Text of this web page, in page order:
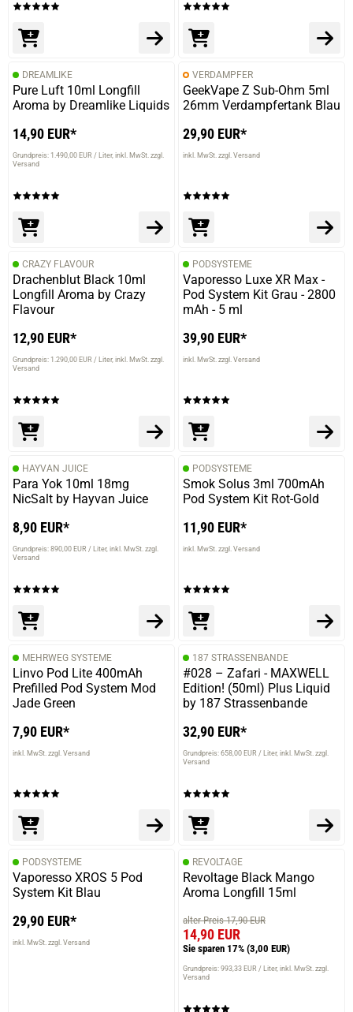
DREAMLIKE
Pure Luft 10ml Longfill
Aroma by Dreamlike Liquids
14,90 EUR*
Grundpreis: 1.490,00 EUR / Liter inkl. MwSt. zzgl.
Versand
VERDAMPFER
GeekVape Z Sub-Ohm 5ml
26mm Verdampfertank Blau
29,90 EUR*
inkl. MwSt. zzgl. Versand
CRAZY FLAVOUR
Drachenblut Black 10ml
Longfill Aroma by Crazy
Flavour
12,90 EUR*
Grundpreis: 1.290,00 EUR / Liter inkl. MwSt. zzgl.
Versand
PODSYSTEME
Vaporesso Luxe XR Max -
Pod System Kit Grau - 2800
mAh - 5 ml
39,90 EUR*
inkl. MwSt. zzgl. Versand
HAYVAN JUICE
Para Yok 10ml 18mg
NicSalt by Hayvan Juice
8,90 EUR*
Grundpreis: 890,00 EUR / Liter inkl. MwSt. zzgl.
Versand
PODSYSTEME
Smok Solus 3ml 700mAh
Pod System Kit Rot-Gold
11,90 EUR*
inkl. MwSt. zzgl. Versand
MEHRWEG SYSTEME
Linvo Pod Lite 400mAh
Prefilled Pod System Mod
Jade Green
7,90 EUR*
inkl. MwSt. zzgl. Versand
187 STRASSENBANDE
#028 – Zafari - MAXWELL
Edition! (50ml) Plus Liquid
by 187 Strassenbande
32,90 EUR*
Grundpreis: 658,00 EUR / Liter inkl. MwSt. zzgl.
Versand
PODSYSTEME
Vaporesso XROS 5 Pod
System Kit Blau
29,90 EUR*
inkl. MwSt. zzgl. Versand
REVOLTAGE
Revoltage Black Mango
Aroma Longfill 15ml
alter Preis 17,90 EUR
14,90 EUR
Sie sparen 17% (3,00 EUR)
Grundpreis: 993,33 EUR / Liter inkl. MwSt. zzgl.
Versand